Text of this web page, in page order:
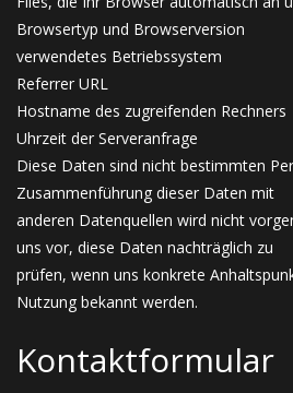
Browsertyp und Browserversion
verwendetes Betriebssystem
Referrer URL
Hostname des zugreifenden Rechners
Uhrzeit der Serveranfrage
Diese Daten sind nicht bestimmten
Zusammenführung dieser Daten mit
anderen Datenquellen wird nicht
uns vor, diese Daten nachträglich zu
prüfen, wenn uns konkrete
Nutzung bekannt werden.
Kontaktformular